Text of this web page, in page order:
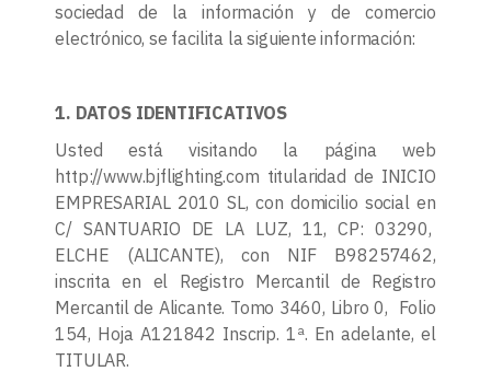
sociedad de la información y de comercio
electrónico, se facilita la siguiente información:
1. DATOS IDENTIFICATIVOS
Usted está visitando la página web
http://www.bjflighting.com titularidad de INICIO
EMPRESARIAL 2010 SL, con domicilio social en
C/ SANTUARIO DE LA LUZ, 11, CP: 03290,
ELCHE (ALICANTE), con NIF B98257462,
inscrita en el Registro Mercantil de Registro
Mercantil de Alicante. Tomo 3460, Libro 0, Folio
154, Hoja A121842 Inscrip. 1ª. En adelante, el
TITULAR.